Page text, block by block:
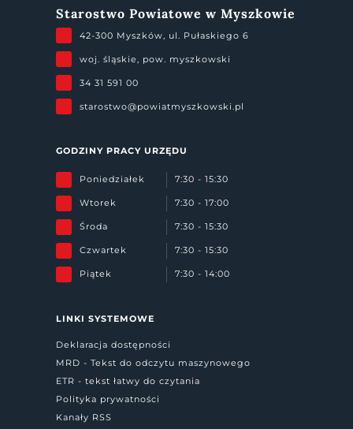
Starostwo Powiatowe w Myszkowie
42-300 Myszków, ul. Pułaskiego 6
woj. śląskie, pow. myszkowski
34 31 591 00
starostwo@powiatmyszkowski.pl
GODZINY PRACY URZĘDU
Poniedziałek 7:30 - 15:30
Wtorek 7:30 - 17:00
Środa 7:30 - 15:30
Czwartek 7:30 - 15:30
Piątek 7:30 - 14:00
LINKI SYSTEMOWE
Deklaracja dostępności
MRD - Tekst do odczytu maszynowego
ETR - tekst łatwy do czytania
Polityka prywatności
Kanały RSS